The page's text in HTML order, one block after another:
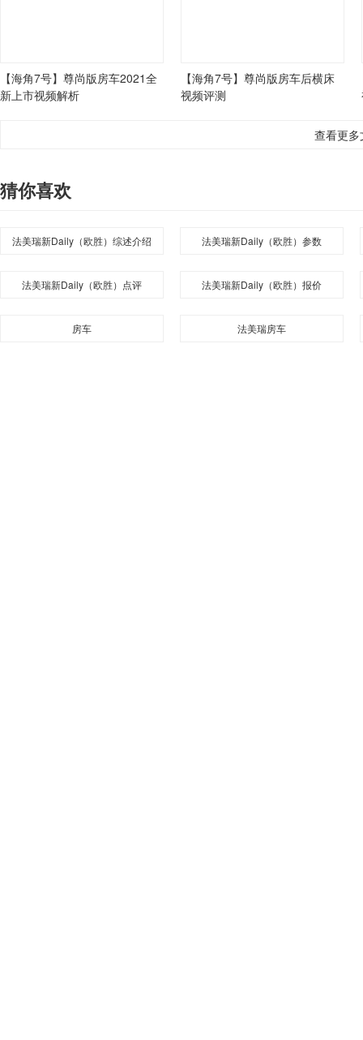
【海角7号】尊尚版房车2021全
新上市视频解析
【海角7号】尊尚版房车后横床
视频评测
查看更多
猜你喜欢
法美瑞新Daily（欧胜）综述介绍 法美瑞新Daily（欧胜）参数
法美瑞新Daily（欧胜）点评 法美瑞新Daily（欧胜）报价
房车 法美瑞房车